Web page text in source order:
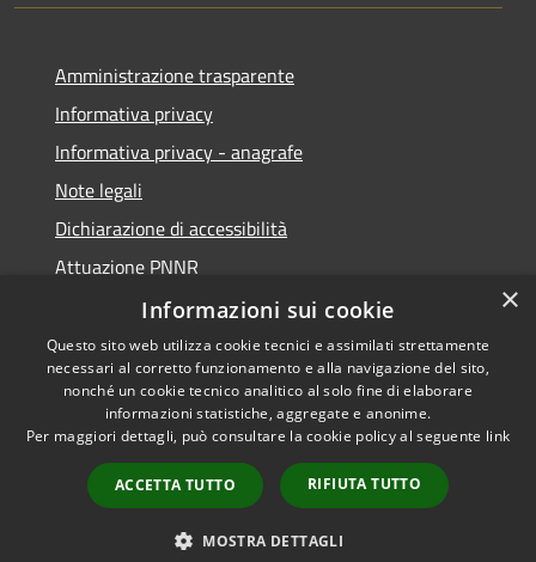
Amministrazione trasparente
Informativa privacy
Informativa privacy - anagrafe
Note legali
Dichiarazione di accessibilità
Attuazione PNNR
Whistleblowing
RSS
Accessibilità
Copyright © 2026 • Comune di
Municipium•
Accesso
redazione
×
Informazioni sui cookie
Questo sito web utilizza cookie tecnici e assimilati strettamente
necessari al corretto funzionamento e alla navigazione del sito,
nonché un cookie tecnico analitico al solo fine di elaborare
informazioni statistiche, aggregate e anonime.
Per maggiori dettagli, può consultare la cookie policy al seguente link
ACCETTA TUTTO RIFIUTA TUTTO
MOSTRA DETTAGLI